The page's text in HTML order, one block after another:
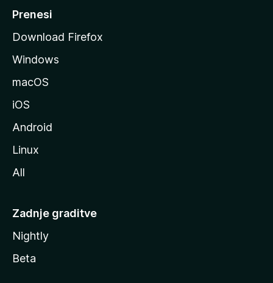
M
z
i
e
Prenesi
Download Firefox
Windows
macOS
iOS
Android
Linux
All
Zadnje graditve
Nightly
Beta